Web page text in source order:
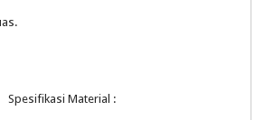
Spesifikasi Material :